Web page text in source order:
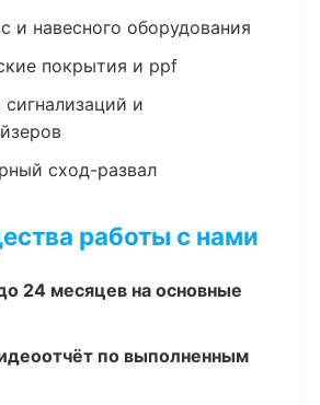
и навесного оборудования
покрытия и ppf
сигнализаций и
сход-развал
работы с нами
24 месяцев на основные
по выполненным